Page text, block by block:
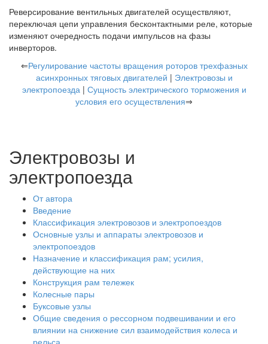
Реверсирование вентильных двигателей осуществляют,
переключая цепи управления бесконтактными реле, которые
изменяют очередность подачи импульсов на фазы
инверторов.
⇐Регулирование частоты вращения роторов трехфазных
асинхронных тяговых двигателей | Электровозы и
электропоезда| Сущность электрического торможения и
условия его осуществления⇒
Электровозы и
электропоезда
От автора
Введение
Классификация электровозов и электропоездов
Основные узлы и аппараты электровозов и
электропоездов
Назначение и классификация рам; усилия,
действующие на них
Конструкция рам тележек
Колесные пары
Буксовые узлы
Общие сведения о рессорном подвешивании и его
влиянии на снижение сил взаимодействия колеса и
рельса